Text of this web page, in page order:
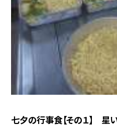
七夕の行事食【その１】 星